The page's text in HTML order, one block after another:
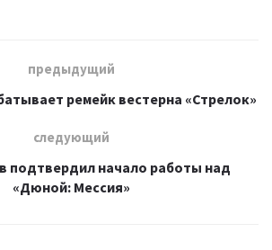
предыдущий
ремейк вестерна «Стрелок»
следующий
подтвердил начало работы над
«Дюной: Мессия»